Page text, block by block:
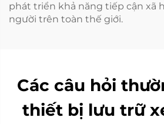
phát triển khả năng tiếp cận xã
người trên toàn thế giới.
Các câu hỏi
thiết bị lưu trữ